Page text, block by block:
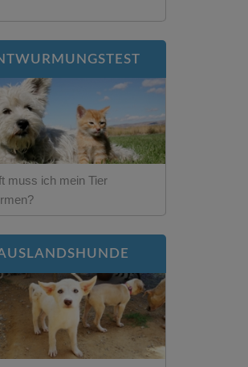
muss ich mein Tier